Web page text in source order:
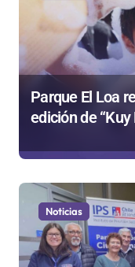
Parque El Loa
edición de
Noticias